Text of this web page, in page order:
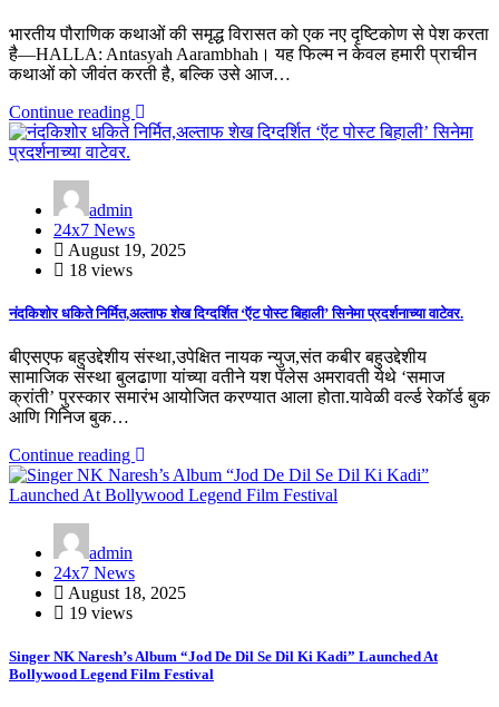
भारतीय पौराणिक कथाओं की समृद्ध विरासत को एक नए दृष्टिकोण से पेश करता
है—HALLA: Antasyah Aarambhah। यह फिल्म न केवल हमारी प्राचीन
कथाओं को जीवंत करती है, बल्कि उसे आज…
Continue reading
admin
24x7 News
August 19, 2025
18 views
नंदकिशोर धकिते निर्मित,अल्ताफ शेख दिग्दर्शित ‘ऍट पोस्ट बिहाली’ सिनेमा प्रदर्शनाच्या वाटेवर.
बीएसएफ बहुउद्देशीय संस्था,उपेक्षित नायक न्युज,संत कबीर बहुउद्देशीय
सामाजिक संस्था बुलढाणा यांच्या वतीने यश पॅलेस अमरावती येथे ‘समाज
क्रांती’ पुरस्कार समारंभ आयोजित करण्यात आला होता.यावेळी वर्ल्ड रेकॉर्ड बुक
आणि गिनिज बुक…
Continue reading
admin
24x7 News
August 18, 2025
19 views
Singer NK Naresh’s Album “Jod De Dil Se Dil Ki Kadi” Launched At
Bollywood Legend Film Festival